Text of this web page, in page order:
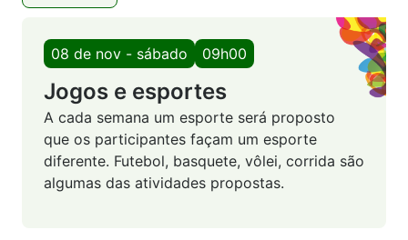
08 de nov - sábado 09h00
Jogos e esportes
A cada semana um esporte será proposto
que os participantes façam um esporte
diferente. Futebol, basquete, vôlei, corrida são
algumas das atividades propostas.